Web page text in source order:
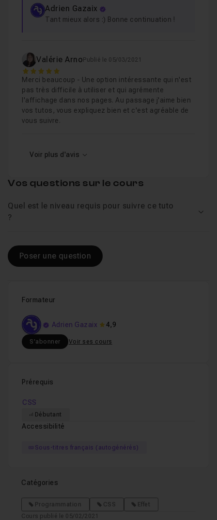
Adrien Gazaix
Tant mieux alors :) Bonne continuation !
Valérie Arno Publié le 05/03/2021
5
Merci beaucoup - Une option intéressante qui n'est
pas très difficile à utiliser et qui agrémente
l'affichage dans nos pages. Au passage j'aime bien
vos tutos, vous expliquez bien et c'est agréable de
vous suivre.
Voir plus d'avis
Formateur
Adrien Gazaix 4,9
S'abonner Voir ses cours
Prérequis
CSS
Débutant
Accessibilité
Sous-titres français (autogénérés)
Catégories
Programmation CSS
Effet
Cours publié le 05/02/2021
Vos questions sur le cours
Quel est le niveau requis pour suivre ce tuto
?
Poser une question